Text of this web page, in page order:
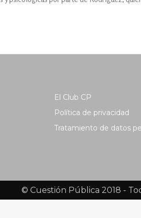
El Club CP
Política de privacidad
Tratamiento de datos
© Cuestión Pública 2018 -